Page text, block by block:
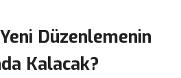
Düzenlemenin
Kalacak?